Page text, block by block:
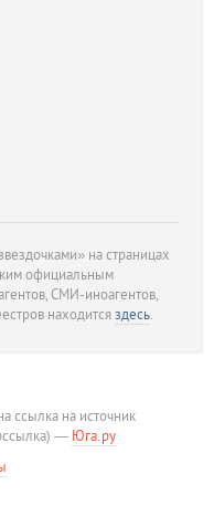
на страницах
официальным
СМИ-иноагентов,
находитсяздесь.
ссылка на источник
— Юга.ру